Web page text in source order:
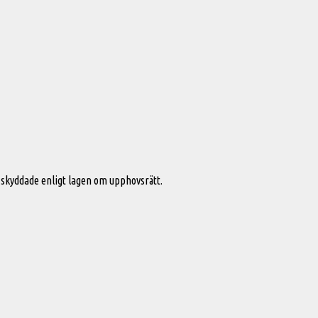
enligt lagen om upphovsrätt.